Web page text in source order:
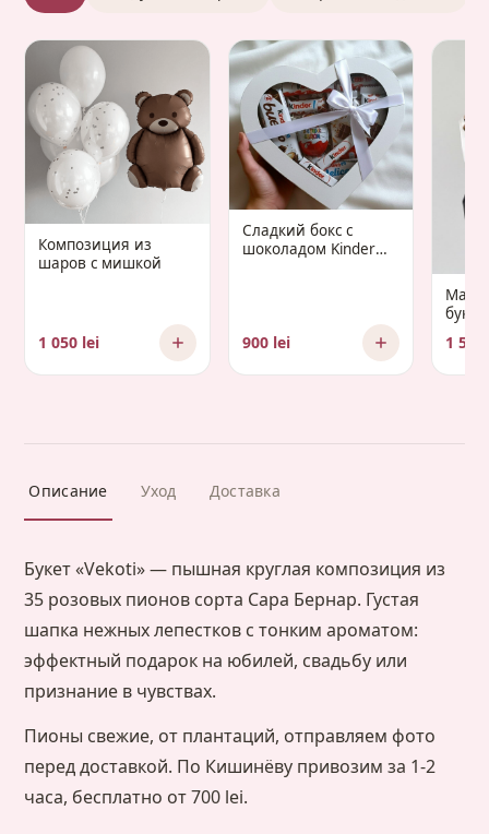
Композиция из
шаров с мишкой
1 050 lei
Сладкий бокс с
шоколадом Kinder
900 lei 1
Описание Уход Доставка
Букет «Vekoti» — пышная круглая композиция из
35 розовых пионов сорта Сара Бернар. Густая
шапка нежных лепестков с тонким ароматом:
эффектный подарок на юбилей, свадьбу или
признание в чувствах.
Пионы свежие, от плантаций, отправляем фото
перед доставкой. По Кишинёву привозим за 1-2
часа, бесплатно от 700 lei.